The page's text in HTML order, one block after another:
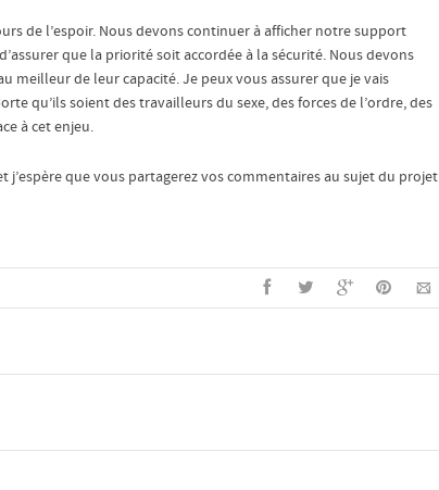
de l’espoir. Nous devons continuer à afficher notre support
que la priorité soit accordée à la sécurité. Nous devons
meilleur de leur capacité. Je peux vous assurer que je vais
qu’ils soient des travailleurs du sexe, des forces de l’ordre, des
à cet enjeu.
que vous partagerez vos commentaires au sujet du projet